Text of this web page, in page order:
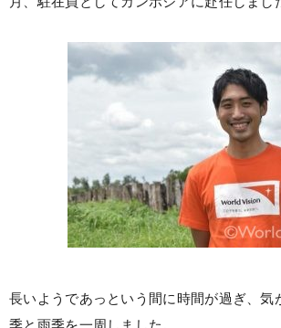
長いようであっという間に時間が過ぎ、気
季と雨季を一周しました。